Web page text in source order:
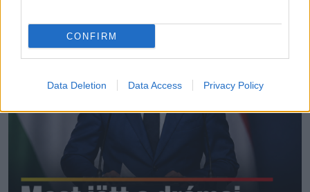
CONFIRM
Data Deletion Data Access Privacy Policy